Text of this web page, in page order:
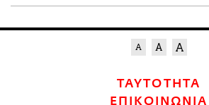
ΤΑΥΤΟΤΗΤΑ
ΕΠΙΚΟΙΝΩΝΙΑ